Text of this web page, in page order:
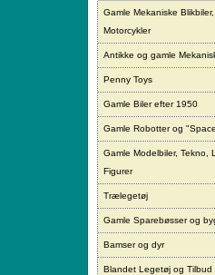
Gamle Mekaniske
Motorcykler
Antikke og gamle
Penny Toys
Gamle Biler efter 1950
Gamle Robotter og
Gamle Modelbiler, Tekno,
Figurer
Trælegetøj
Gamle Sparebøsser og
Bamser og dyr
Blandet Legetøj og Tilbud